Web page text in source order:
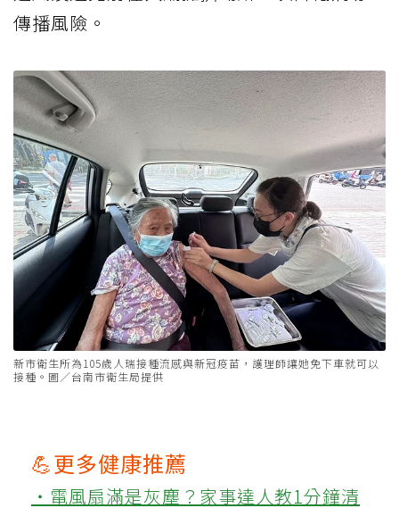
傳播風險。
新市衛生所為105歲人瑞接種流感與新冠疫苗，護理師讓她免下車就可以
接種。圖／台南市衛生局提供
💪更多健康推薦
‧電風扇滿是灰塵？家事達人教1分鐘清